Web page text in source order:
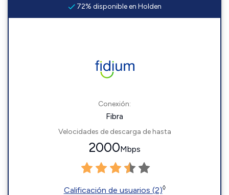
72% disponible en Holden
Conexión:
Fibra
Velocidades de descarga de hasta
2000Mbps
Calificación de usuarios (2)◊